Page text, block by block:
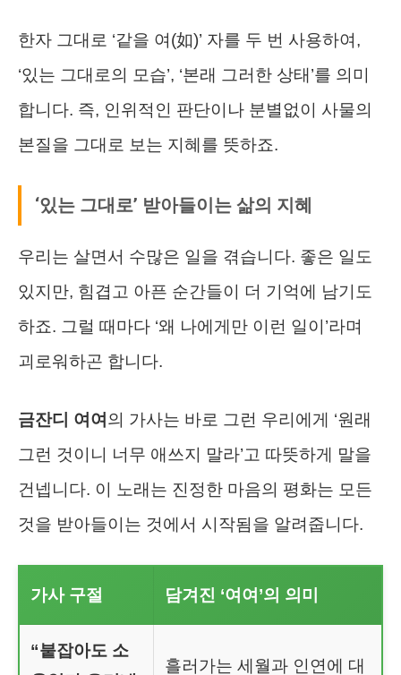
한자 그대로 ‘같을 여(如)’ 자를 두 번 사용하여,
‘있는 그대로의 모습’, ‘본래 그러한 상태’를 의미
합니다. 즉, 인위적인 판단이나 분별없이 사물의
본질을 그대로 보는 지혜를 뜻하죠.
‘있는 그대로’ 받아들이는 삶의 지혜
우리는 살면서 수많은 일을 겪습니다. 좋은 일도
있지만, 힘겹고 아픈 순간들이 더 기억에 남기도
하죠. 그럴 때마다 ‘왜 나에게만 이런 일이’라며
괴로워하곤 합니다.
금잔디 여여 의 가사는 바로 그런 우리에게 ‘원래
그런 것이니 너무 애쓰지 말라’고 따뜻하게 말을
건넵니다. 이 노래는 진정한 마음의 평화는 모든
것을 받아들이는 것에서 시작됨을 알려줍니다.
가사 구절 담겨진 ‘여여’의 의미
“붙잡아도 소
흘러가는 세월과 인연에 대